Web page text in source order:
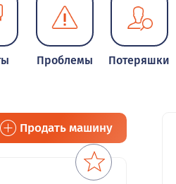
Проблемы Потеряшки
Продать машину